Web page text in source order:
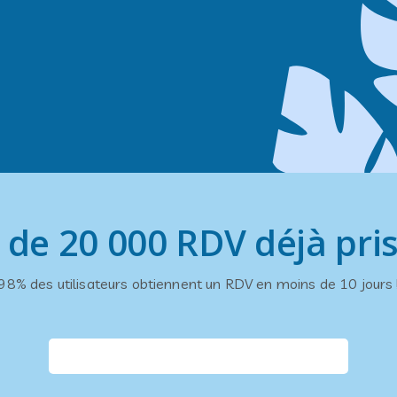
de 20 000 RDV déjà
des utilisateurs obtiennent un RDV en moins de 10 jours